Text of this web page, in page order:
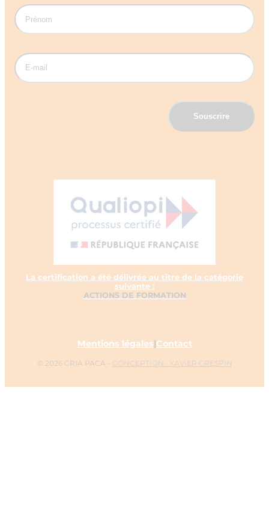
La certification a été délivrée au titre de la catégorie
suivante :
ACTIONS DE FORMATION
Mentions légales|Contact
© 2026 CRIA PACA - CONCEPTION : XAVIER CRESPIN